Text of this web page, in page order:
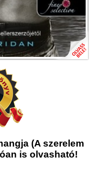
(A szerelem
is olvasható!